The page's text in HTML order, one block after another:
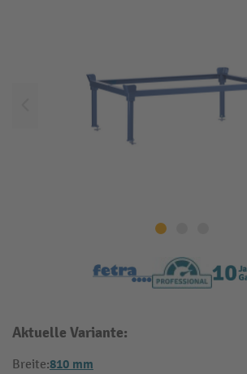
Aktuelle Variante:
Breite:810 mm